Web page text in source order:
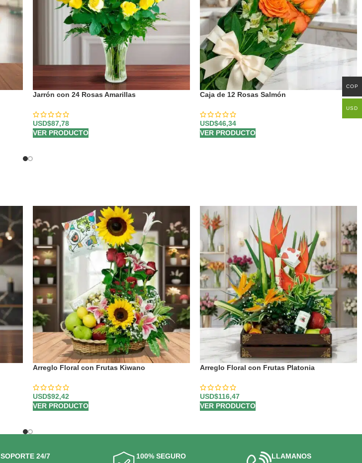
Jarrón con 24 Rosas Amarillas
USD$87,78
VER PRODUCTO
Caja de 12 Rosas Salmón
USD$46,34
VER PRODUCTO
Arreglo Floral con Frutas Kiwano
USD$92,42
VER PRODUCTO
Arreglo Floral con Frutas Platonia
USD$116,47
VER PRODUCTO
SOPORTE 24/7
100% SEGURO
LLAMANOS
COP
USD